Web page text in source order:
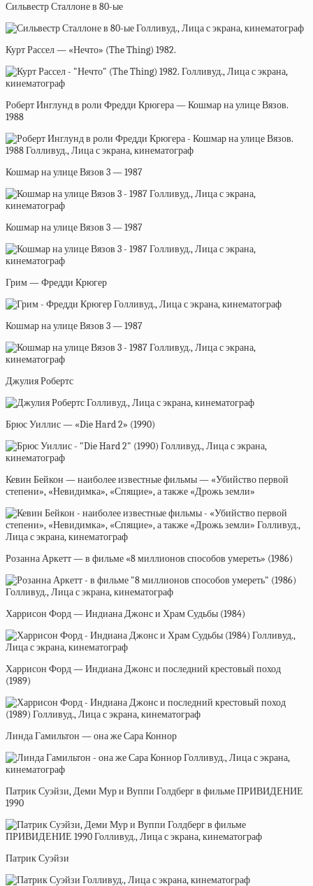
Сильвестр Сталлоне в 80-ые
Курт Рассел — «Нечто» (The Thing) 1982.
Роберт Инглунд в роли Фредди Крюгера — Кошмар на улице Вязов.
1988
Кошмар на улице Вязов 3 — 1987
Кошмар на улице Вязов 3 — 1987
Грим — Фредди Крюгер
Кошмар на улице Вязов 3 — 1987
Джулия Робертс
Брюс Уиллис — «Die Hard 2» (1990)
Кевин Бейкон — наиболее известные фильмы — «Убийство первой
степени», «Невидимка», «Спящие», а также «Дрожь земли»
Розанна Аркетт — в фильме «8 миллионов способов умереть» (1986)
Харрисон Форд — Индиана Джонс и Храм Судьбы (1984)
Харрисон Форд — Индиана Джонс и последний крестовый поход
(1989)
Линда Гамильтон — она же Сара Коннор
Патрик Суэйзи, Деми Мур и Вуппи Голдберг в фильме ПРИВИДЕНИЕ
1990
Патрик Суэйзи